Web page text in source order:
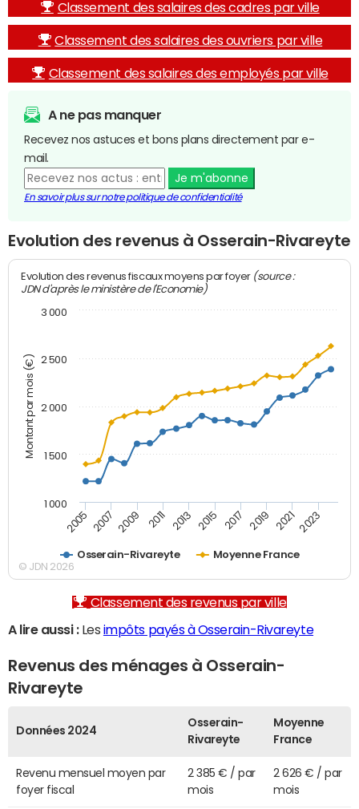
Classement des salaires des cadres par ville
Classement des salaires des ouvriers par ville
Classement des salaires des employés par ville
A ne pas manquer
Recevez nos astuces et bons plans directement par e-
mail.
Je m'abonne
En savoir plus sur notre politique de confidentialité
Evolution des revenus à Osserain-Rivareyte
Montant par mois (€)
Evolution des revenus fiscaux moyens par foyer (source :
JDN d'après le ministère de l'Economie)
Osserain-Rivareyte Moyenne France
2005 2007 2009 2011 2013 2015 2017 2019 2021 2023
1 000
1 500
2 000
2 500
3 000
© JDN 2026
Classement des revenus par ville
A lire aussi :Les impôts payés à Osserain-Rivareyte
Revenus des ménages à Osserain-
Rivareyte
Données 2024
Osserain-
Rivareyte
Moyenne
France
Revenu mensuel moyen par
foyer fiscal
2 385 € / par
mois
2 626 € / par
mois